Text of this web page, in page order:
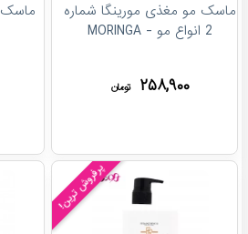
ماسک مو مغذی مورینگا شماره
2 انواع مو - MORINGA
۲۵۸,۹۰۰ تومان
پرفروش ترین!